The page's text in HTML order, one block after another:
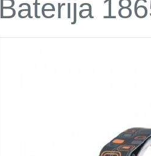
Baterija